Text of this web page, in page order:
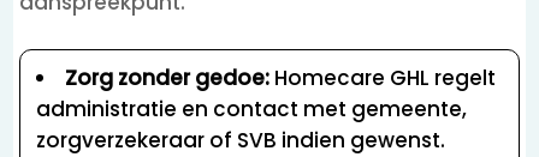
Zorg zonder gedoe: Homecare GHL regelt
administratie en contact met gemeente,
zorgverzekeraar of SVB indien gewenst.